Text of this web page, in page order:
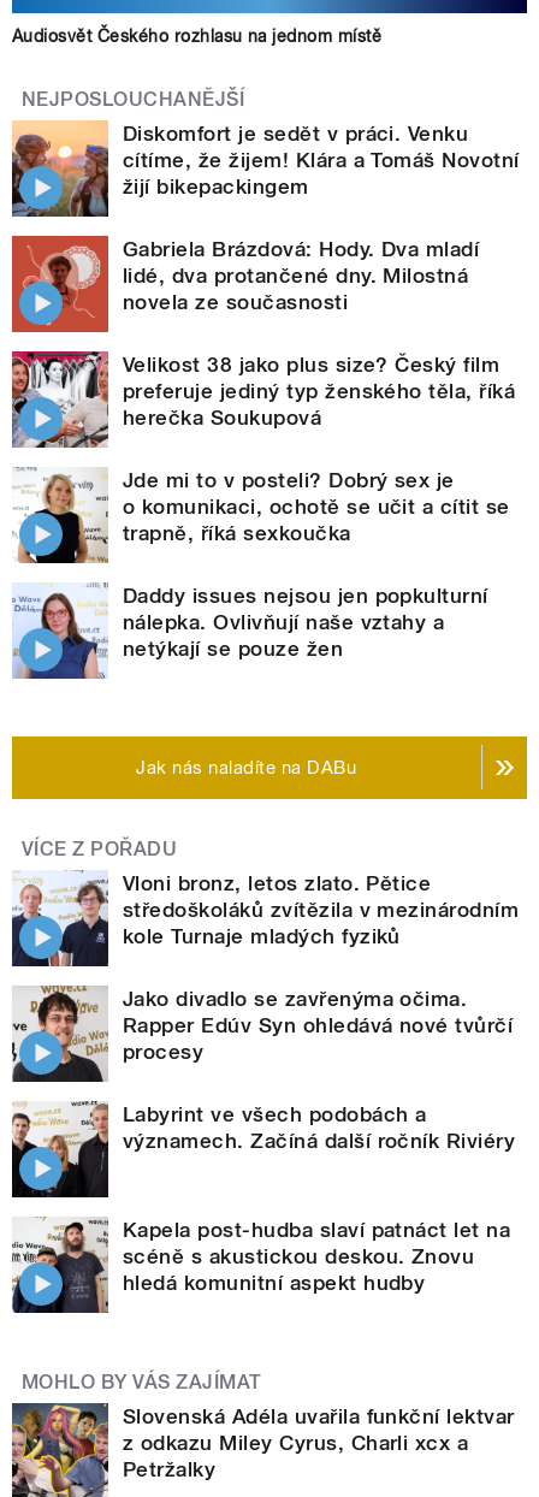
Audiosvět Českého rozhlasu na jednom místě
NEJPOSLOUCHANĚJŠÍ
Diskomfort je sedět v práci. Venku
cítíme, že žijem! Klára a Tomáš Novotní
žijí bikepackingem
Gabriela Brázdová: Hody. Dva mladí
lidé, dva protančené dny. Milostná
novela ze současnosti
Velikost 38 jako plus size? Český film
preferuje jediný typ ženského těla, říká
herečka Soukupová
Jde mi to v posteli? Dobrý sex je
o komunikaci, ochotě se učit a cítit se
trapně, říká sexkoučka
Daddy issues nejsou jen popkulturní
nálepka. Ovlivňují naše vztahy a
netýkají se pouze žen
Jak nás naladíte na DABu
VÍCE Z POŘADU
Vloni bronz, letos zlato. Pětice
středoškoláků zvítězila v mezinárodním
kole Turnaje mladých fyziků
Jako divadlo se zavřenýma očima.
Rapper Edúv Syn ohledává nové tvůrčí
procesy
Labyrint ve všech podobách a
významech. Začíná další ročník Riviéry
Kapela post-hudba slaví patnáct let na
scéně s akustickou deskou. Znovu
hledá komunitní aspekt hudby
MOHLO BY VÁS ZAJÍMAT
Slovenská Adéla uvařila funkční lektvar
z odkazu Miley Cyrus, Charli xcx a
Petržalky